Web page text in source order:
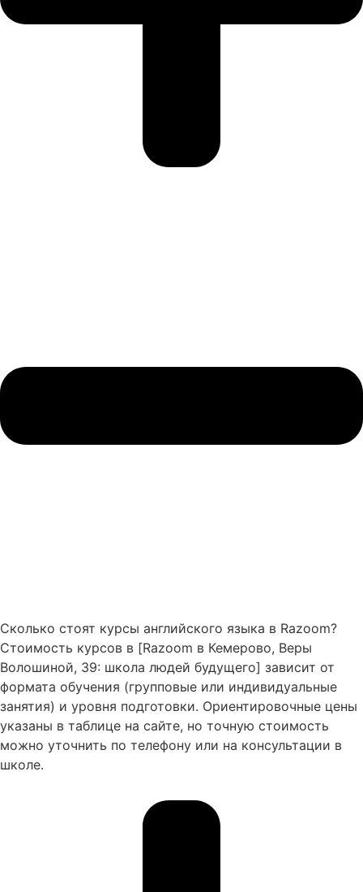
Сколько стоят курсы английского языка в Razoom?
Стоимость курсов в [Razoom в Кемерово, Веры
Волошиной, 39: школа людей будущего] зависит от
формата обучения (групповые или индивидуальные
занятия) и уровня подготовки. Ориентировочные цены
указаны в таблице на сайте, но точную стоимость
можно уточнить по телефону или на консультации в
школе.